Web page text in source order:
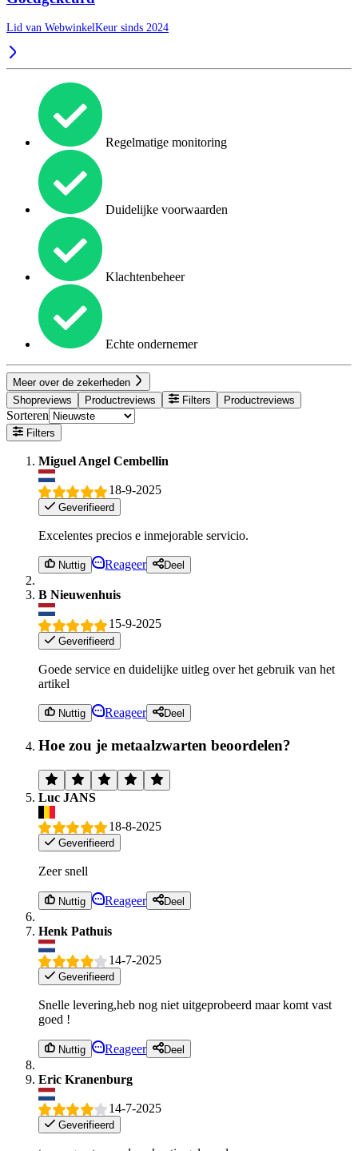
Lid van WebwinkelKeur sinds 2024
Regelmatige monitoring
Duidelijke voorwaarden
Klachtenbeheer
Echte ondernemer
Meer over de zekerheden
Shopreviews
Productreviews Filters Productreviews
Sorteren
Filters
Miguel Angel Cembellin
18-9-2025
Geverifieerd
Excelentes precios e inmejorable servicio.
Nuttig Reageer Deel
B Nieuwenhuis
15-9-2025
Geverifieerd
Goede service en duidelijke uitleg over het gebruik van het
artikel
Nuttig Reageer Deel
Hoe zou je metaalzwarten beoordelen?
Luc JANS
18-8-2025
Geverifieerd
Zeer snell
Nuttig Reageer Deel
Henk Pathuis
14-7-2025
Geverifieerd
Snelle levering,heb nog niet uitgeprobeerd maar komt vast
goed !
Nuttig Reageer Deel
Eric Kranenburg
14-7-2025
Geverifieerd